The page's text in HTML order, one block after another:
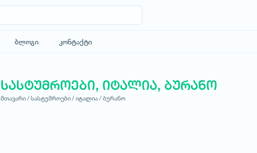
ბლოგი კონტაქტი
სასტუმროები, იტალია, ბურანო
მთავარი / სასტუმროები / იტალია / ბურანო